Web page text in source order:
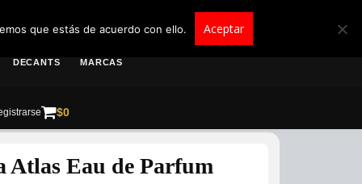
DECANTS MARCAS
$0
Atlas Eau de Parfum
que estás de acuerdo con ello. Aceptar